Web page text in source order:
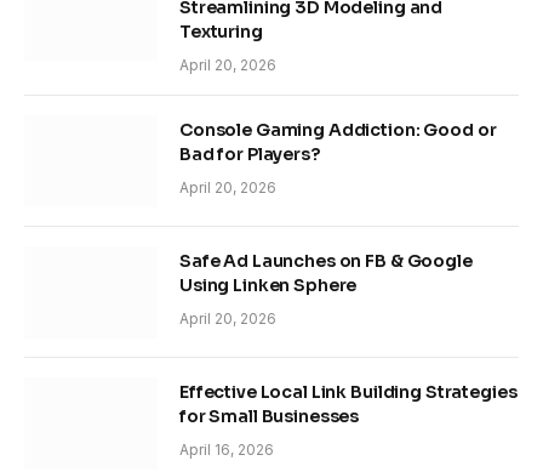
Streamlining 3D Modeling and
Texturing
April 20, 2026
Console Gaming Addiction: Good or
Bad for Players?
April 20, 2026
Safe Ad Launches on FB & Google
Using Linken Sphere
April 20, 2026
Effective Local Link Building Strategies
for Small Businesses
April 16, 2026